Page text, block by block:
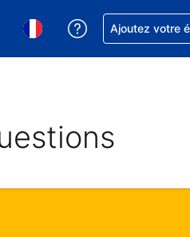
votre devise. Votre
Choisissez votre langue.
Obtenez de
Ajoutez votre